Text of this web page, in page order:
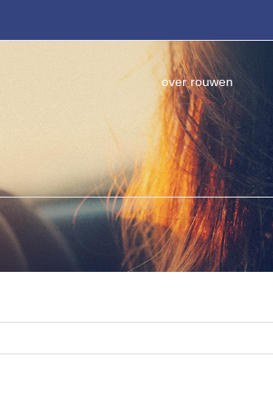
over rouwen